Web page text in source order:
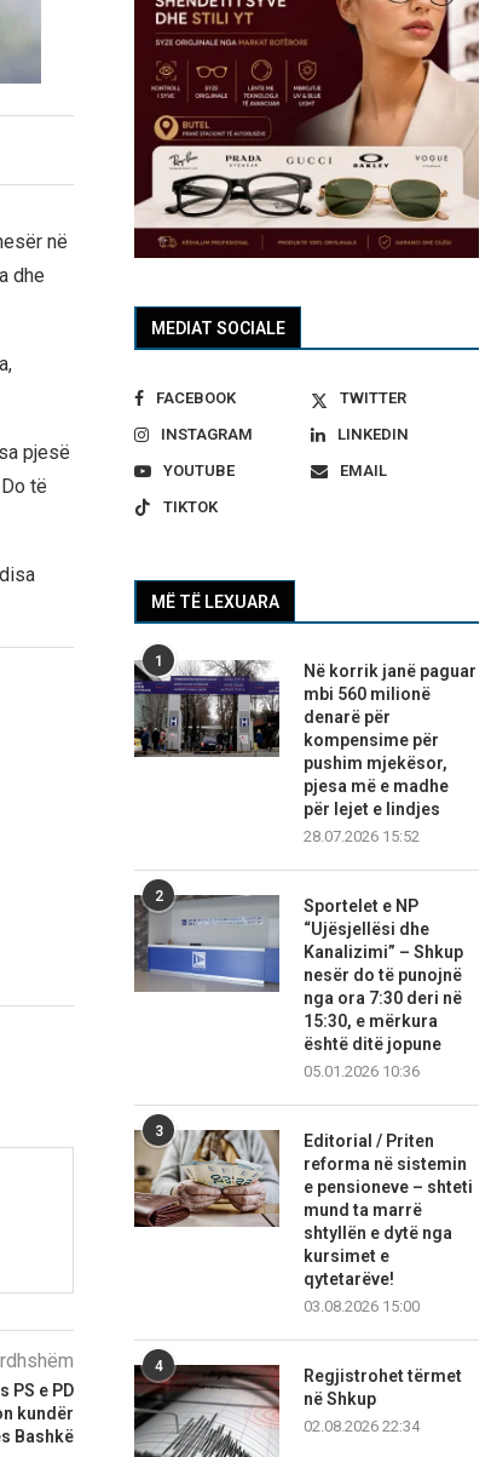
në
dhe
pjesë
të
PS e PD
kundër
Bashkë
MEDIAT SOCIALE
FACEBOOK
TWITTER
INSTAGRAM
LINKEDIN
YOUTUBE
EMAIL
TIKTOK
MË TË LEXUARA
1
Në korrik janë paguar
mbi 560 milionë
denarë për
kompensime për
pushim mjekësor,
pjesa më e madhe
për lejet e lindjes
28.07.2026 15:52
2
Sportelet e NP
“Ujësjellësi dhe
Kanalizimi” – Shkup
nesër do të punojnë
nga ora 7:30 deri në
15:30, e mërkura
është ditë jopune
05.01.2026 10:36
3
Editorial / Priten
reforma në sistemin
e pensioneve – shteti
mund ta marrë
shtyllën e dytë nga
kursimet e
qytetarëve!
03.08.2026 15:00
4
Regjistrohet tërmet
në Shkup
02.08.2026 22:34